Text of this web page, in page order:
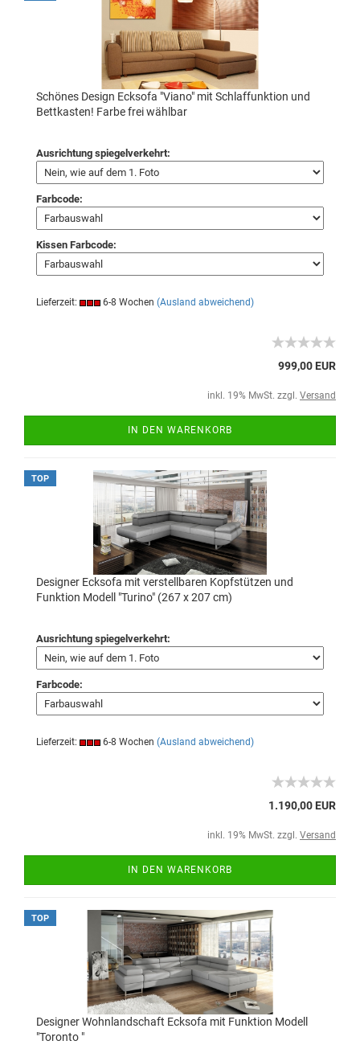
Schönes Design Ecksofa "Viano" mit Schlaffunktion und
Bettkasten! Farbe frei wählbar
Ausrichtung spiegelverkehrt:
Farbcode:
Kissen Farbcode:
Lieferzeit: 6-8 Wochen (Ausland abweichend)
999,00 EUR
inkl. 19% MwSt. zzgl. Versand
IN DEN WARENKORB
TOP
Designer Ecksofa mit verstellbaren Kopfstützen und
Funktion Modell "Turino" (267 x 207 cm)
Ausrichtung spiegelverkehrt:
Farbcode:
Lieferzeit: 6-8 Wochen (Ausland abweichend)
1.190,00 EUR
inkl. 19% MwSt. zzgl. Versand
IN DEN WARENKORB
TOP
Designer Wohnlandschaft Ecksofa mit Funktion Modell
"Toronto "